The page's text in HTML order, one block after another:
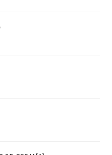
(przekazywanie stanu do
w rozdzielnicach i panelach
istniejących szaf